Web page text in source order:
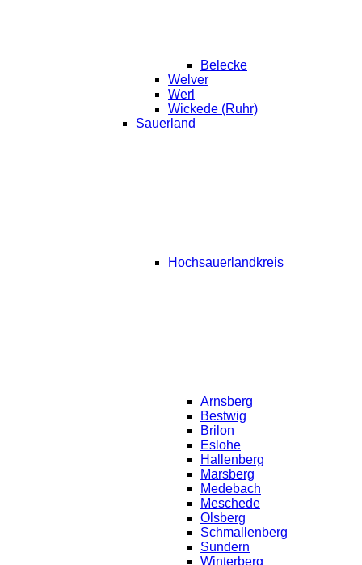
Belecke
Welver
Werl
Wickede (Ruhr)
Sauerland
Hochsauerlandkreis
Arnsberg
Bestwig
Brilon
Eslohe
Hallenberg
Marsberg
Medebach
Meschede
Olsberg
Schmallenberg
Sundern
Winterberg